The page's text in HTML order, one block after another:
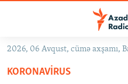
Əsas
qayıt
2026, 06 Avqust, cümə axşamı,
KORONAVIRUS